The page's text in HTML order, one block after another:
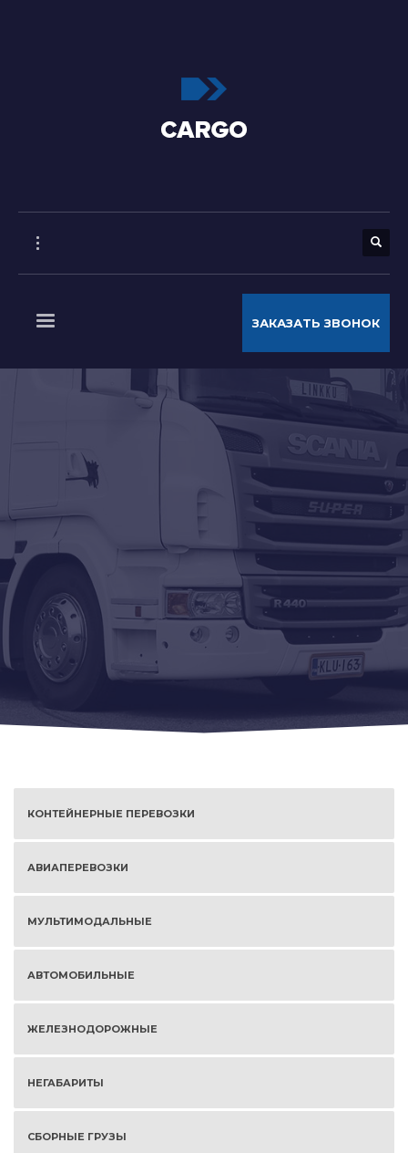
ЗАКАЗАТЬ ЗВОНОК
КОНТЕЙНЕРНЫЕ ПЕРЕВОЗКИ
АВИАПЕРЕВОЗКИ
МУЛЬТИМОДАЛЬНЫЕ
АВТОМОБИЛЬНЫЕ
ЖЕЛЕЗНОДОРОЖНЫЕ
НЕГАБАРИТЫ
СБОРНЫЕ ГРУЗЫ